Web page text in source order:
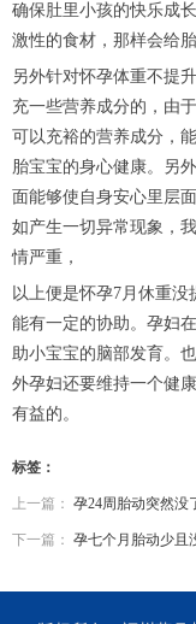
确保肚里小孩的快乐成
激性的食材，那样会给
另外针对怀孕体重不提
充一些营养成分的，由
可以充裕的营养成分，
胎宝宝的身心健康。另
面能够使自身安心里层
如产生一切异常现象，
情严重，
以上便是怀孕7月休重
能有一定的协助。孕妇
助小宝宝的脑部发育。
外孕妇还要维持一个健
有益的。
标签：
上一篇： 孕24周胎动突然没
下一篇： 孕七个月胎动少且